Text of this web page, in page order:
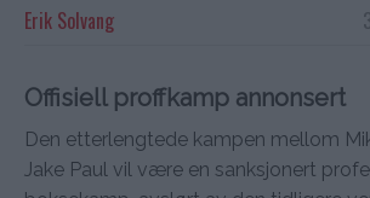
Erik Solvang
Offisiell proffkamp annonsert
Den etterlengtede kampen mellom
Jake Paul vil være en sanksjonert